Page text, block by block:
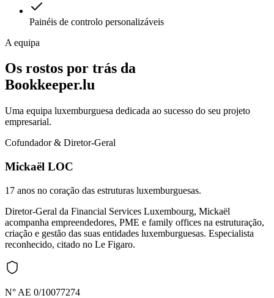
Painéis de controlo personalizáveis
A equipa
Os rostos por trás da
Bookkeeper.lu
Uma equipa luxemburguesa dedicada ao sucesso do seu projeto
empresarial.
Cofundador & Diretor-Geral
Mickaël LOC
17 anos no coração das estruturas luxemburguesas.
Diretor-Geral da Financial Services Luxembourg, Mickaël
acompanha empreendedores, PME e family offices na estruturação,
criação e gestão das suas entidades luxemburguesas. Especialista
reconhecido, citado no Le Figaro.
N° AE 0/10077274